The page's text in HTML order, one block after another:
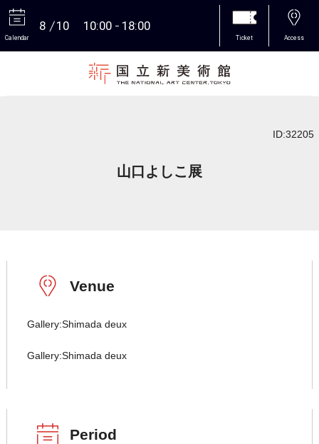
Calendar
8 10 10:00 18:00
Ticket Access
ID:32205
山口よしこ展
Venue
Gallery:Shimada deux
Gallery:Shimada deux
Period